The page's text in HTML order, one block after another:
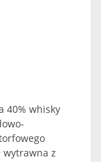
40% whisky
wytrawna z